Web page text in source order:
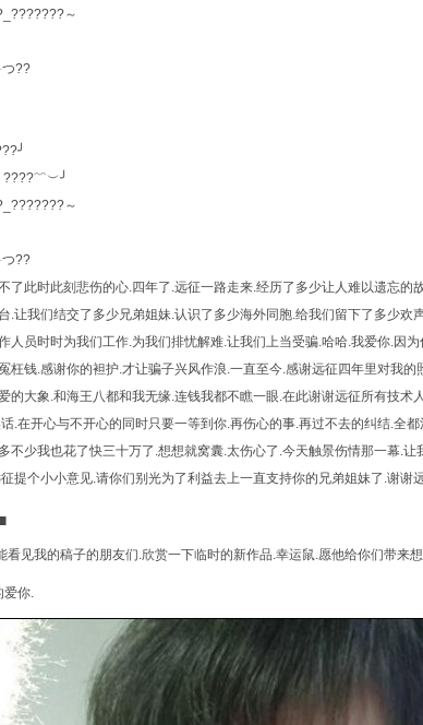
～
??
～
??
了此时此刻悲伤的心.四年了.远征一路走来.经历了多少让人难以遗忘
.让我们结交了多少兄弟姐妹.认识了多少海外同胞.给我们留下了多少
人员时时为我们工作.为我们排忧解难.让我们上当受骗.哈哈.我爱你.因
枉钱.感谢你的袒护.才让骗子兴风作浪.一直至今.感谢远征四年里对我
的大象.和海王八都和我无缘.连钱我都不瞧一眼.在此谢谢远征所有技
.在开心与不开心的同时只要一等到你.再伤心的事.再过不去的纠结.全
不少我也花了快三十万了.想想就窝囊.太伤心了.今天触景伤情那一幕.
提个小小意见.请你们别光为了利益去上一直支持你的兄弟姐妹了.谢谢
见我的稿子的朋友们.欣赏一下临时的新作品.幸运鼠.愿他给你们带来想
爱你.